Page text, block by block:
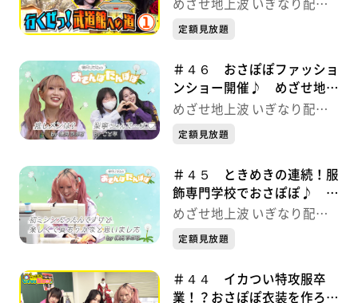
めざせ地上波 いぎなり配信
中！
定額見放題
＃４６ おさぽぽファッショ
ンショー開催♪ めざせ地上
波 いぎなり配信中！
めざせ地上波 いぎなり配信
中！
定額見放題
＃４５ ときめきの連続！服
飾専門学校でおさぽぽ♪ め
ざせ地上波 いぎなり配信
めざせ地上波 いぎなり配信
中！
定額見放題
＃４４ イカつい特攻服卒
業！？おさぽぽ衣装を作ろ